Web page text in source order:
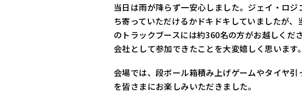
当日は雨が降らず一安心しました。ジェイ・ロ
ち寄っていただけるかドキドキしていましたが
のトラックブースには約360名の方がお越しく
会社として参加できたことを大変嬉しく思います。
会場では、段ボール箱積み上げゲームやタイヤ
を皆さまにお楽しみいただきました。